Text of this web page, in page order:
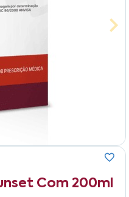
Com 200ml